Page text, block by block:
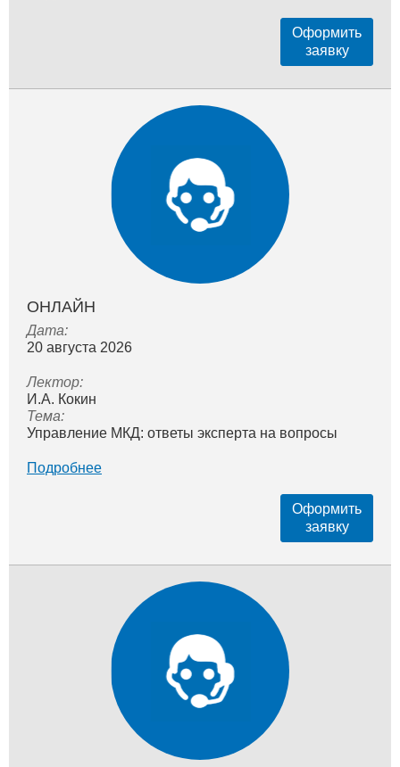
Оформить
заявку
ОНЛАЙН
Дата:
20 августа 2026
Лектор:
И.А. Кокин
Тема:
Управление МКД: ответы эксперта на вопросы
Подробнее
Оформить
заявку